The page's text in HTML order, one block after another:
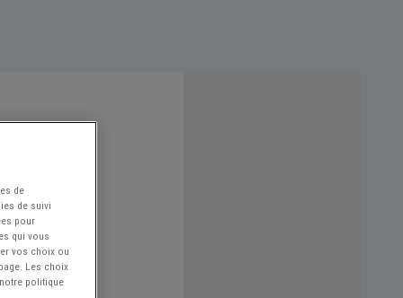
de
de suivi
pour
qui vous
vos choix ou
Les choix
politique